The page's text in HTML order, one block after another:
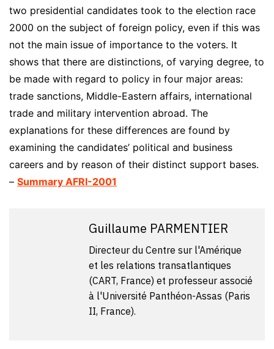
two presidential candidates took to the election race
2000 on the subject of foreign policy, even if this was
not the main issue of importance to the voters. It
shows that there are distinctions, of varying degree, to
be made with regard to policy in four major areas:
trade sanctions, Middle-Eastern affairs, international
trade and military intervention abroad. The
explanations for these differences are found by
examining the candidates’ political and business
careers and by reason of their distinct support bases.
– Summary AFRI-2001
Guillaume PARMENTIER
Directeur du Centre sur l'Amérique
et les relations transatlantiques
(CART, France) et professeur associé
à l'Université Panthéon-Assas (Paris
II, France).